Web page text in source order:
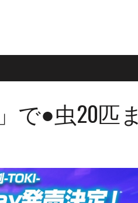
で●虫20匹ま